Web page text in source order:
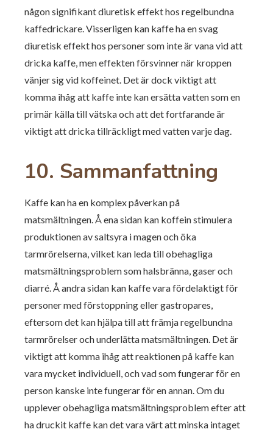
någon signifikant diuretisk effekt hos regelbundna
kaffedrickare. Visserligen kan kaffe ha en svag
diuretisk effekt hos personer som inte är vana vid att
dricka kaffe, men effekten försvinner när kroppen
vänjer sig vid koffeinet. Det är dock viktigt att
komma ihåg att kaffe inte kan ersätta vatten som en
primär källa till vätska och att det fortfarande är
viktigt att dricka tillräckligt med vatten varje dag.
10. Sammanfattning
Kaffe kan ha en komplex påverkan på
matsmältningen. Å ena sidan kan koffein stimulera
produktionen av saltsyra i magen och öka
tarmrörelserna, vilket kan leda till obehagliga
matsmältningsproblem som halsbränna, gaser och
diarré. Å andra sidan kan kaffe vara fördelaktigt för
personer med förstoppning eller gastropares,
eftersom det kan hjälpa till att främja regelbundna
tarmrörelser och underlätta matsmältningen. Det är
viktigt att komma ihåg att reaktionen på kaffe kan
vara mycket individuell, och vad som fungerar för en
person kanske inte fungerar för en annan. Om du
upplever obehagliga matsmältningsproblem efter att
ha druckit kaffe kan det vara värt att minska intaget